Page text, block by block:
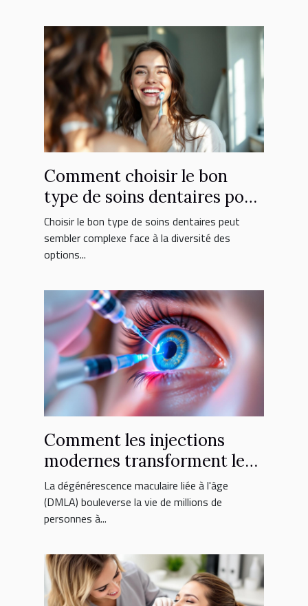
Comment choisir le bon
type de soins dentaires pour
vous ?
Choisir le bon type de soins dentaires peut
sembler complexe face à la diversité des
options...
Comment les injections
modernes transforment le
traitement de la DMLA ?
La dégénérescence maculaire liée à l'âge
(DMLA) bouleverse la vie de millions de
personnes à...